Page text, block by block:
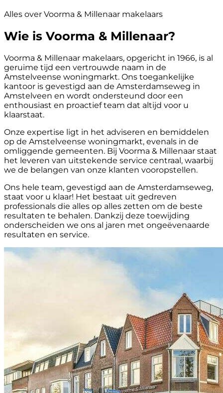
Alles over Voorma & Millenaar makelaars
Wie is Voorma & Millenaar?
Voorma & Millenaar makelaars, opgericht in 1966, is al
geruime tijd een vertrouwde naam in de
Amstelveense woningmarkt. Ons toegankelijke
kantoor is gevestigd aan de Amsterdamseweg in
Amstelveen en wordt ondersteund door een
enthousiast en proactief team dat altijd voor u
klaarstaat.
Onze expertise ligt in het adviseren en bemiddelen
op de Amstelveense woningmarkt, evenals in de
omliggende gemeenten. Bij Voorma & Millenaar staat
het leveren van uitstekende service centraal, waarbij
we de belangen van onze klanten vooropstellen.
Ons hele team, gevestigd aan de Amsterdamseweg,
staat voor u klaar! Het bestaat uit gedreven
professionals die alles op alles zetten om de beste
resultaten te behalen. Dankzij deze toewijding
onderscheiden we ons al jaren met ongeëvenaarde
resultaten en service.